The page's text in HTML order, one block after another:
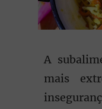
A
mais